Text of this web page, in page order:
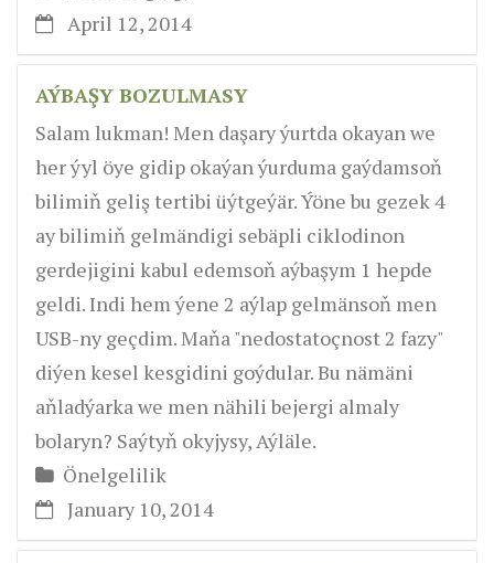
April 12, 2014
AÝBAŞY BOZULMASY
Salam lukman! Men daşary ýurtda okayan we
her ýyl öye gidip okaýan ýurduma gaýdamsoň
bilimiň geliş tertibi üýtgeýär. Ýöne bu gezek 4
ay bilimiň gelmändigi sebäpli ciklodinon
gerdejigini kabul edemsoň aýbaşym 1 hepde
geldi. Indi hem ýene 2 aýlap gelmänsoň men
USB-ny geçdim. Maňa "nedostatoçnost 2 fazy"
diýen kesel kesgidini goýdular. Bu nämäni
aňladýarka we men nähili bejergi almaly
bolaryn? Saýtyň okyjysy, Aýläle.
Önelgelilik
January 10, 2014